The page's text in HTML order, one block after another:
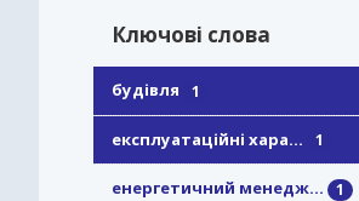
Ключові слова
будівля 1
експлуатаційні хара... 1
енергетичний менедж... 1